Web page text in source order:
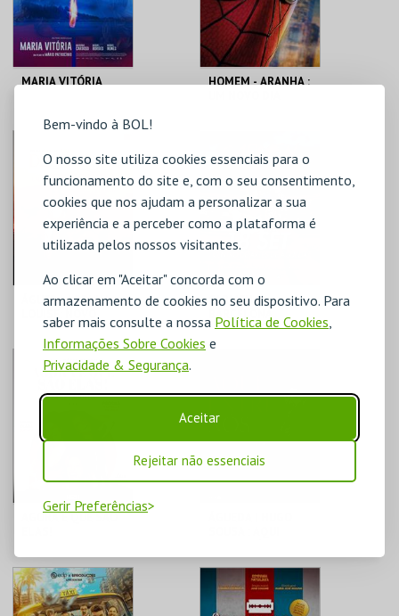
Bem-vindo à BOL!
O nosso site utiliza cookies essenciais para o
funcionamento do site e, com o seu consentimento,
cookies que nos ajudam a personalizar a sua
experiência e a perceber como a plataforma é
utilizada pelos nossos visitantes.
Ao clicar em "Aceitar" concorda com o
armazenamento de cookies no seu dispositivo. Para
saber mais consulte a nossa Política de Cookies
Informações Sobre Cookies e
Privacidade & Segurança.
Aceitar
Rejeitar não essenciais
Gerir Preferências
MARIA VITÓRIA
DE ÁGUEDA
MAIS INFO
COMPRAR
HOMEM - ARANHA :
DE ÁGUEDA
MAIS INFO
COMPRAR
ÁGUEDA | BRUNA
LOUISE: NOVO
SHOW
CENTRO DE ARTES
DE ÁGUEDA
CARMEN |
BARCELONA
FLAMENCO BALLET
AGORA É QUE SÃO
CENTRO DE ARTES
DE ÁGUEDA
CENTRO DE ARTES
DE ÁGUEDA